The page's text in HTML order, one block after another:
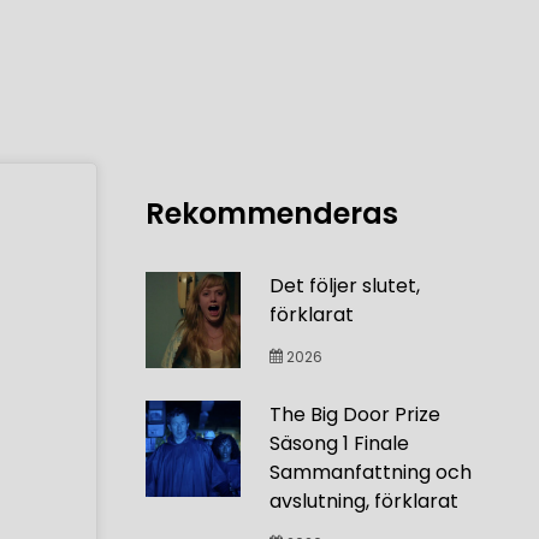
Rekommenderas
Det följer slutet,
förklarat
2026
The Big Door Prize
Säsong 1 Finale
Sammanfattning och
avslutning, förklarat